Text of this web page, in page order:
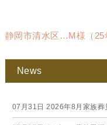
静岡市清水区…M様（25
News
07月31日 2026年8月家族葬